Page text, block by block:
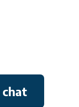
chat